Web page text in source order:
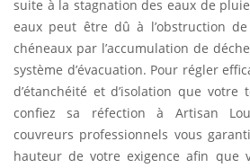
suite à la stagnation des eaux de
eaux peut être dû à l’obstruction
chéneaux par l’accumulation de
système d’évacuation. Pour régler
d’étanchéité et d’isolation que
confiez sa réfection à Artisan
couvreurs professionnels vous
hauteur de votre exigence afin que